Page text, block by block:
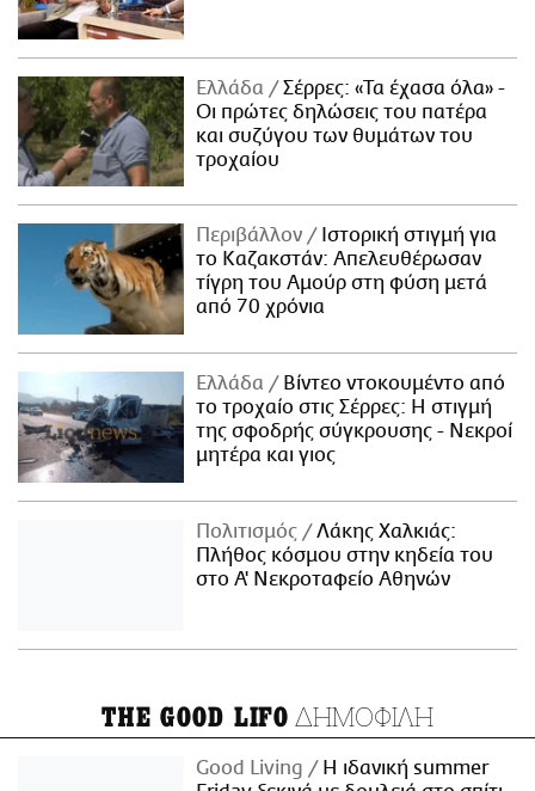
Ελλάδα
Σέρρες: «Τα έχασα όλα» -
Οι πρώτες δηλώσεις του πατέρα
και συζύγου των θυμάτων του
τροχαίου
Περιβάλλον
Ιστορική στιγμή για
το Καζακστάν: Απελευθέρωσαν
τίγρη του Αμούρ στη φύση μετά
από 70 χρόνια
Ελλάδα
Βίντεο ντοκουμέντο από
το τροχαίο στις Σέρρες: Η στιγμή
της σφοδρής σύγκρουσης - Νεκροί
μητέρα και γιος
Πολιτισμός
Λάκης Χαλκιάς:
Πλήθος κόσμου στην κηδεία του
στο Α' Νεκροταφείο Αθηνών
THE GOOD LIFO ΔΗΜΟΦΙΛΗ
Good Living
Η ιδανική summer